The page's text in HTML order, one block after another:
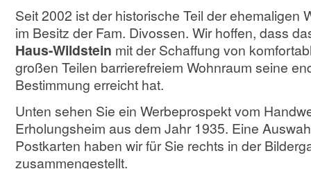
Seit 2002 ist der historische Teil der ehemaligen
im Besitz der Fam. Divossen. Wir hoffen, dass
Haus-Wildstein mit der Schaffung von
großen Teilen barrierefreiem Wohnraum seine
Bestimmung erreicht hat.
Unten sehen Sie ein Werbeprospekt vom
Erholungsheim aus dem Jahr 1935. Eine
Postkarten haben wir für Sie rechts in der
zusammengestellt.